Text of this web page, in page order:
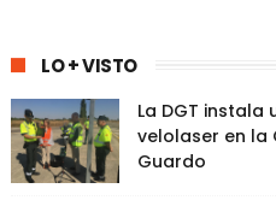
LO + VISTO
La DGT
velolaser en la
Guardo